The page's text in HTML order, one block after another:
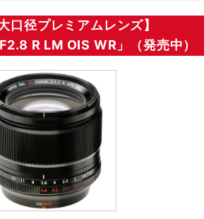
口径プレミアムレンズ】
R LM OIS WR」（発売中）